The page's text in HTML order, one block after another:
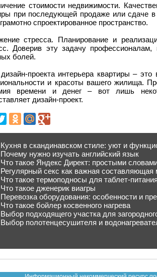
стоимости недвижимости.
при последующей продаже или сдаче
спроектированное пространство.
стресса. Планирование и
Доверив эту задачу
болей.
проекта интерьера квартиры –
и красоты вашего жилища.
времени и денег – вот лишь
дизайн-проект.
Кухня в скандинавском стиле: уют и
Почему нужно изучать английский язык
Что такое Яндекс Директ: простыми
Регулярный секс как важная составляющая
Что такое термоподносы для таблет-питания
Что такое дженерик виагры
Перевозка оборудования: особенности и
Что такое бойлер косвенного нагрева
Выбор подходящего участка для
Выбор полотенцесушителя и